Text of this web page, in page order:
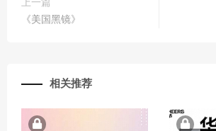
上一篇
《美国黑镜》
相关推荐